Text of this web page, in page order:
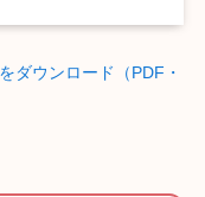
ダウンロード（PDF・